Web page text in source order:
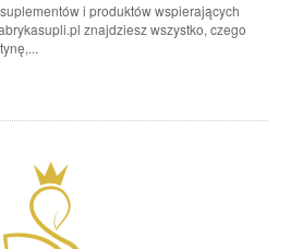
i produktów wspierających
znajdziesz wszystko, czego